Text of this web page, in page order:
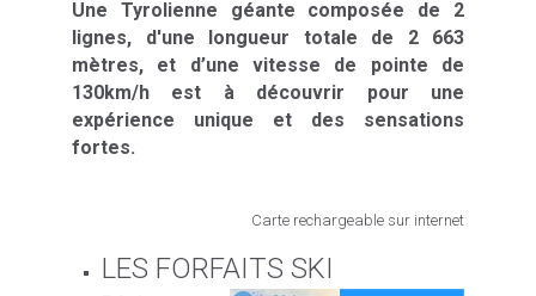
Une Tyrolienne géante composée de 2
lignes, d'une longueur totale de 2 663
mètres, et d’une vitesse de pointe de
130km/h est à découvrir pour une
expérience unique et des sensations
fortes.
Carte rechargeable sur internet
LES FORFAITS SKI